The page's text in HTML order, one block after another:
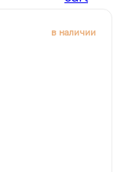
в наличии